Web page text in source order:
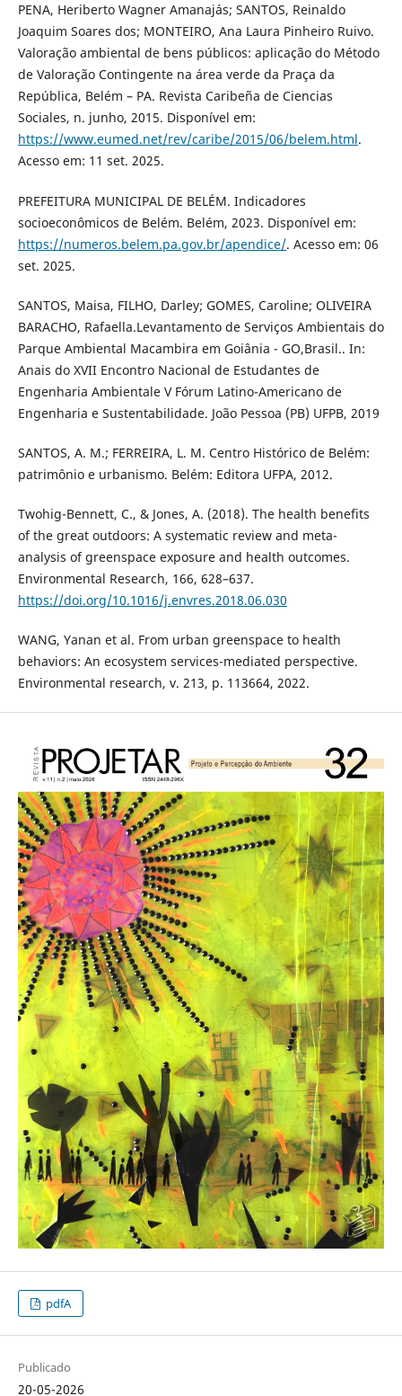
PENA, Heriberto Wagner Amanajás; SANTOS, Reinaldo
Joaquim Soares dos; MONTEIRO, Ana Laura Pinheiro Ruivo.
Valoração ambiental de bens públicos: aplicação do Método
de Valoração Contingente na área verde da Praça da
República, Belém – PA. Revista Caribeña de Ciencias
Sociales, n. junho, 2015. Disponível em:
https://www.eumed.net/rev/caribe/2015/06/belem.html.
Acesso em: 11 set. 2025.
PREFEITURA MUNICIPAL DE BELÉM. Indicadores
socioeconômicos de Belém. Belém, 2023. Disponível em:
https://numeros.belem.pa.gov.br/apendice/. Acesso em: 06
set. 2025.
SANTOS, Maisa, FILHO, Darley; GOMES, Caroline; OLIVEIRA
BARACHO, Rafaella.Levantamento de Serviços Ambientais do
Parque Ambiental Macambira em Goiânia - GO,Brasil.. In:
Anais do XVII Encontro Nacional de Estudantes de
Engenharia Ambientale V Fórum Latino-Americano de
Engenharia e Sustentabilidade. João Pessoa (PB) UFPB, 2019
SANTOS, A. M.; FERREIRA, L. M. Centro Histórico de Belém:
patrimônio e urbanismo. Belém: Editora UFPA, 2012.
Twohig-Bennett, C., & Jones, A. (2018). The health benefits
of the great outdoors: A systematic review and meta-
analysis of greenspace exposure and health outcomes.
Environmental Research, 166, 628–637.
https://doi.org/10.1016/j.envres.2018.06.030
WANG, Yanan et al. From urban greenspace to health
behaviors: An ecosystem services-mediated perspective.
Environmental research, v. 213, p. 113664, 2022.
pdfA
Publicado
20-05-2026